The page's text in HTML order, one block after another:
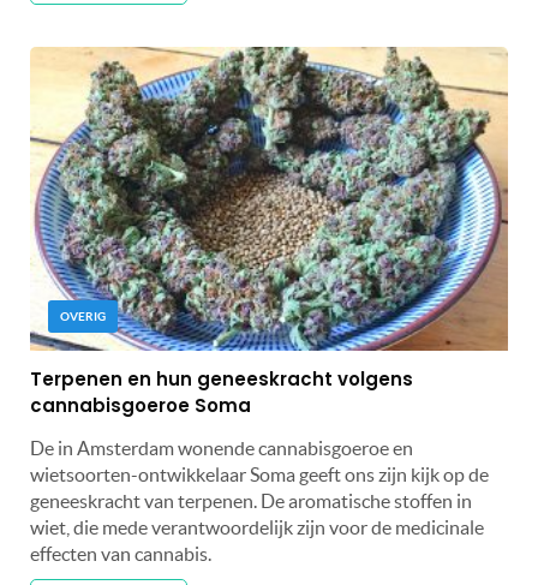
OVERIG
Terpenen en hun geneeskracht volgens
cannabisgoeroe Soma
De in Amsterdam wonende cannabisgoeroe en
wietsoorten-ontwikkelaar Soma geeft ons zijn kijk op de
geneeskracht van terpenen. De aromatische stoffen in
wiet, die mede verantwoordelijk zijn voor de medicinale
effecten van cannabis.